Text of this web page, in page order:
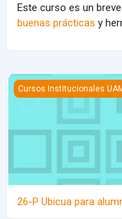
Este curso es un
buenas prácticas y
26-P Ubicua para
Cursos Institucionales
26-P Ubicua para